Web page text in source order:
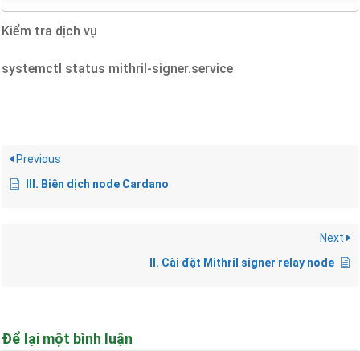
Kiểm tra dịch vụ
systemctl status mithril-signer.service
Previous
III. Biên dịch node Cardano
Next
II. Cài đặt Mithril signer relay node
Để lại một bình luận